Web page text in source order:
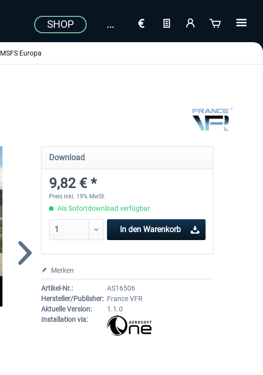
SHOP
MSFS Europa
Download
9,82 € *
Preis inkl. 19% MwSt.
Als Sofortdownload verfügbar
In den Warenkorb
Merken
Artikel-Nr.:
AS16506
Hersteller/Publisher: France VFR
Aktuelle Version:
1.1.0
Installation via: